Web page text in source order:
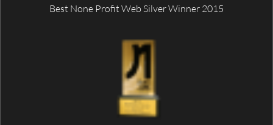
Best None Profit Web Silver Winner 2015